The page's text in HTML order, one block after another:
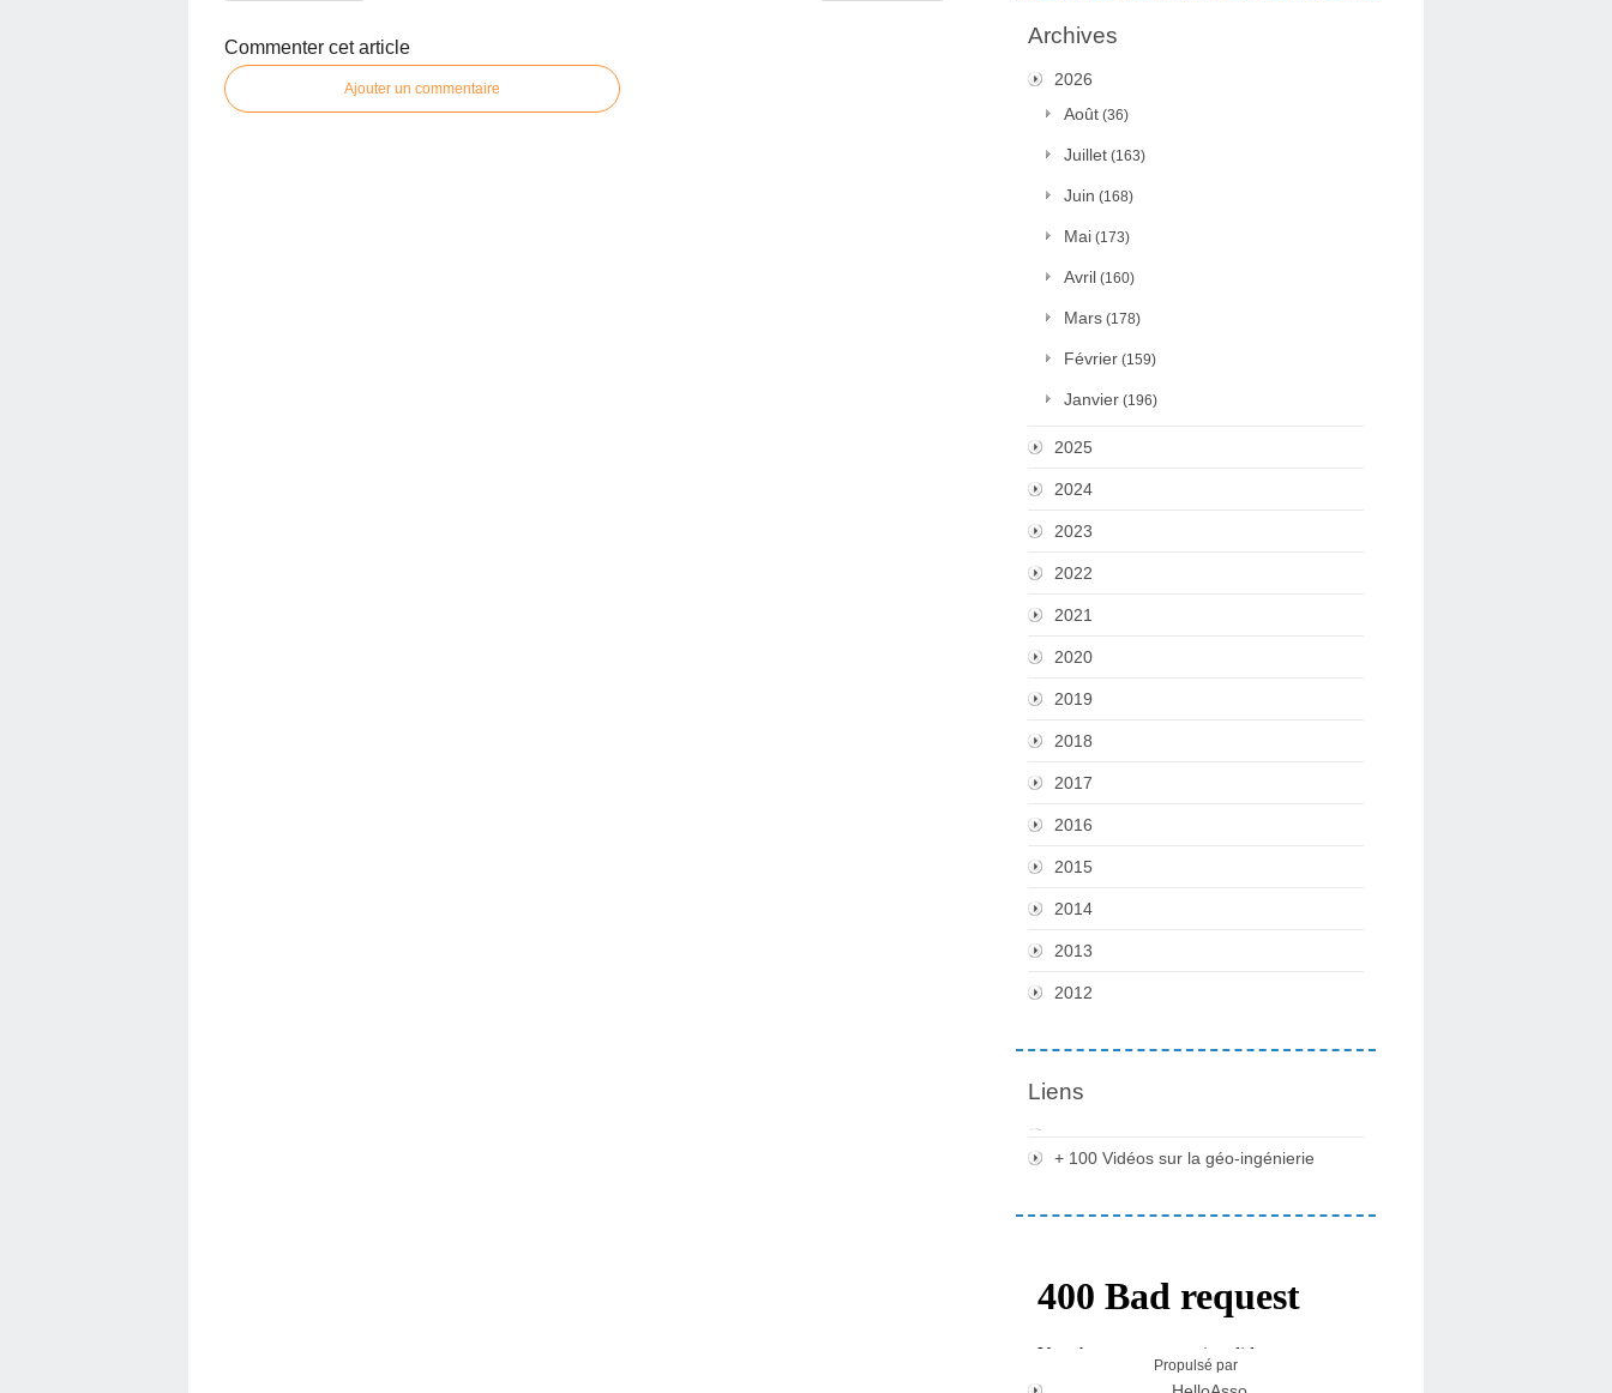
Commenter cet article
Ajouter un commentaire
Archives
2026
Août (36)
Juillet (163)
Juin (168)
Mai (173)
Avril (160)
Mars (178)
Février (159)
Janvier (196)
2025
2024
2023
2022
2021
2020
2019
2018
2017
2016
2015
2014
2013
2012
Liens
+ 100 Vidéos sur la géo-ingénierie
Propulsé par